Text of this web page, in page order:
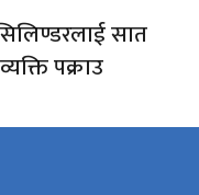
सात
पक्राउ